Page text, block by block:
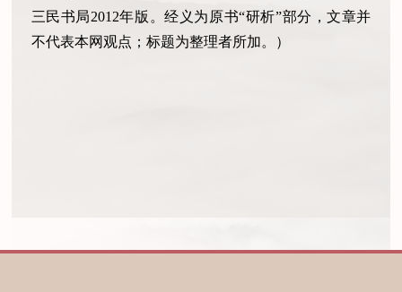
三民书局2012年版。经义为原书“研析”部分，文章并
不代表本网观点；标题为整理者所加。）